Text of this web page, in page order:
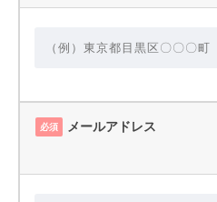
必須 メールアドレス